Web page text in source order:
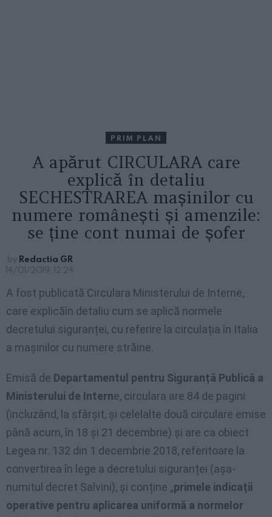
PRIM PLAN
A apărut CIRCULARA care
explică în detaliu
SECHESTRAREA mașinilor cu
numere românești și amenzile:
se ține cont numai de șofer
by Redactia GR
14/01/2019, 12:24
A fost publicată Circulara Ministerului de Interne,
care explicăîn detaliu cum se aplică normele
decretului siguranței, cu referire la circulația în Italia
a mașinilor cu numere străine.
Emisă de Departamentul pentru Siguranță Publică a
Ministerului de Interne, circulara are 84 de pagini
(incluzând, la sfârșit, și celelalte două circulare emise
până acum, în 18 și 21 decembrie) și are ca obiect
Legea nr. 132 din 1 decembrie 2018, referitoare la
convertirea în lege a decretului siguranței (așa-
numitul decret Salvini), și conține „primele indicații
operative pentru aplicarea uniformă a normelor